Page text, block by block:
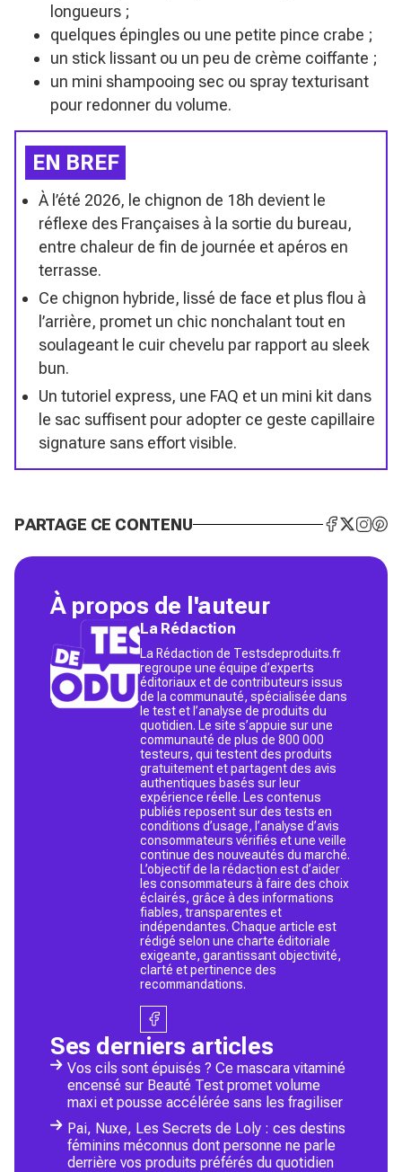
longueurs ;
quelques épingles ou une petite pince crabe ;
un stick lissant ou un peu de crème coiffante ;
un mini shampooing sec ou spray texturisant
pour redonner du volume.
EN BREF
À l’été 2026, le chignon de 18h devient le
réflexe des Françaises à la sortie du bureau,
entre chaleur de fin de journée et apéros en
terrasse.
Ce chignon hybride, lissé de face et plus flou à
l’arrière, promet un chic nonchalant tout en
soulageant le cuir chevelu par rapport au sleek
bun.
Un tutoriel express, une FAQ et un mini kit dans
le sac suffisent pour adopter ce geste capillaire
signature sans effort visible.
PARTAGE CE CONTENU
À propos de l'auteur
La Rédaction
La Rédaction de Testsdeproduits.fr
regroupe une équipe d’experts
éditoriaux et de contributeurs issus
de la communauté, spécialisée dans
le test et l’analyse de produits du
quotidien. Le site s’appuie sur une
communauté de plus de 800 000
testeurs, qui testent des produits
gratuitement et partagent des avis
authentiques basés sur leur
expérience réelle. Les contenus
publiés reposent sur des tests en
conditions d’usage, l’analyse d’avis
consommateurs vérifiés et une veille
continue des nouveautés du marché.
L’objectif de la rédaction est d’aider
les consommateurs à faire des choix
éclairés, grâce à des informations
fiables, transparentes et
indépendantes. Chaque article est
rédigé selon une charte éditoriale
exigeante, garantissant objectivité,
clarté et pertinence des
recommandations.
Ses derniers articles
Vos cils sont épuisés ? Ce mascara vitaminé
encensé sur Beauté Test promet volume
maxi et pousse accélérée sans les fragiliser
Pai, Nuxe, Les Secrets de Loly : ces destins
féminins méconnus dont personne ne parle
derrière vos produits préférés du quotidien